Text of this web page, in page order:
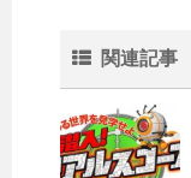
関連記事